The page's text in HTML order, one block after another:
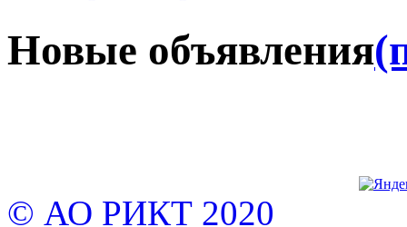
Новые объявления
© АО РИКТ 2020